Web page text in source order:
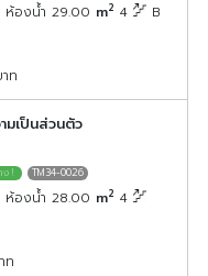
ห้องน้ำ 29.00 m2 4 B
ท
มเป็นส่วนตัว
TM34-0026
ห้องน้ำ 28.00 m2 4
ท